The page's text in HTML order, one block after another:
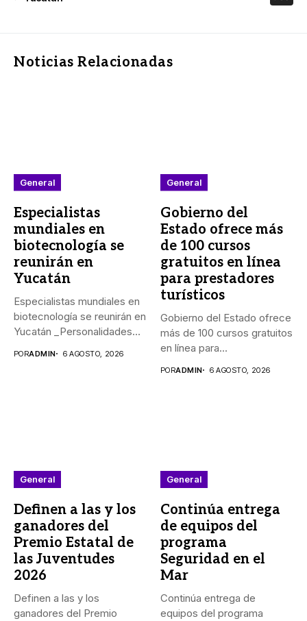
Noticias Relacionadas
General
Especialistas
mundiales en
biotecnología se
reunirán en
Yucatán
Especialistas mundiales en
biotecnología se reunirán en
Yucatán _Personalidades
PORADMIN 6 AGOSTO, 2026
General
Gobierno del
Estado ofrece más
de 100 cursos
gratuitos en línea
para prestadores
turísticos
Gobierno del Estado ofrece
más de 100 cursos gratuitos
en línea para...
PORADMIN 6 AGOSTO, 2026
General
Definen a las y los
ganadores del
Premio Estatal de
las Juventudes
2026
Definen a las y los
ganadores del Premio
General
Continúa entrega
de equipos del
programa
Seguridad en el
Mar
Continúa entrega de
equipos del programa